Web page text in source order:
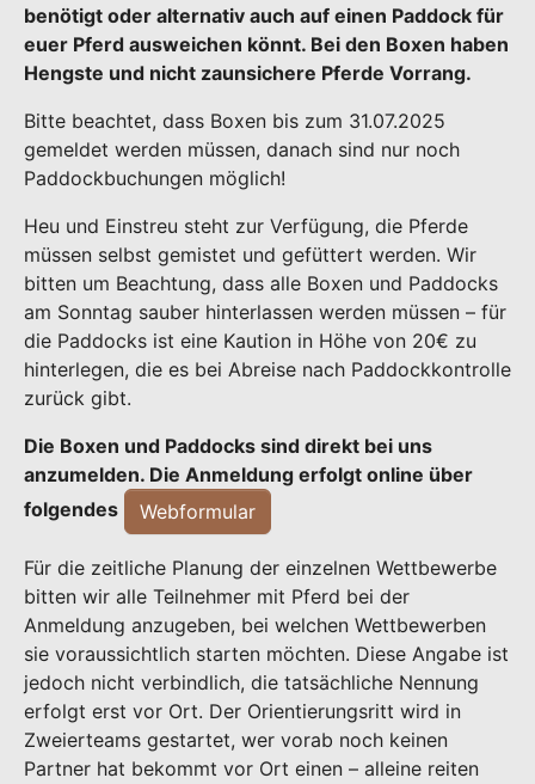
benötigt oder alternativ auch auf einen Paddock für
euer Pferd ausweichen könnt. Bei den Boxen haben
Hengste und nicht zaunsichere Pferde Vorrang.
Bitte beachtet, dass Boxen bis zum 31.07.2025
gemeldet werden müssen, danach sind nur noch
Paddockbuchungen möglich!
Heu und Einstreu steht zur Verfügung, die Pferde
müssen selbst gemistet und gefüttert werden. Wir
bitten um Beachtung, dass alle Boxen und Paddocks
am Sonntag sauber hinterlassen werden müssen – für
die Paddocks ist eine Kaution in Höhe von 20€ zu
hinterlegen, die es bei Abreise nach Paddockkontrolle
zurück gibt.
Die Boxen und Paddocks sind direkt bei uns
anzumelden. Die Anmeldung erfolgt online über
folgendes
Webformular
Für die zeitliche Planung der einzelnen Wettbewerbe
bitten wir alle Teilnehmer mit Pferd bei der
Anmeldung anzugeben, bei welchen Wettbewerben
sie voraussichtlich starten möchten. Diese Angabe ist
jedoch nicht verbindlich, die tatsächliche Nennung
erfolgt erst vor Ort. Der Orientierungsritt wird in
Zweierteams gestartet, wer vorab noch keinen
Partner hat bekommt vor Ort einen – alleine reiten